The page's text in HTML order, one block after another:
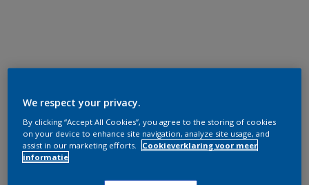
We respect your privacy.
By clicking “Accept All Cookies”, you agree to the storing of cookies
on your device to enhance site navigation, analyze site usage, and
assist in our marketing efforts.
Cookieverklaring voor meer
informatie